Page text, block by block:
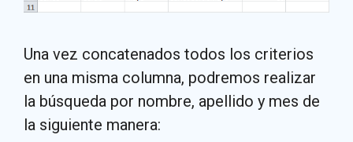
Una vez concatenados todos los criterios
en una misma columna, podremos realizar
la búsqueda por nombre, apellido y mes de
la siguiente manera: